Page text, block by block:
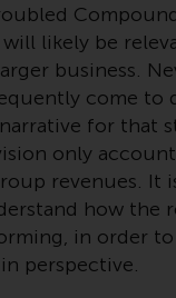
wurde. Die
Funds, auf
verwiesen
durch den
enthält
Der
Informationen
likely be
business.
come to
for that
only
revenues. It
how the
in order
perspective.